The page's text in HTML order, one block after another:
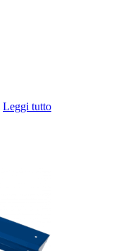
Leggi tutto